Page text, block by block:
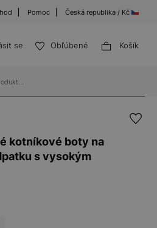
Pomoc Česká republika / Kč
se Obľúbené Košík
81
kotníkové boty na
s vysokým